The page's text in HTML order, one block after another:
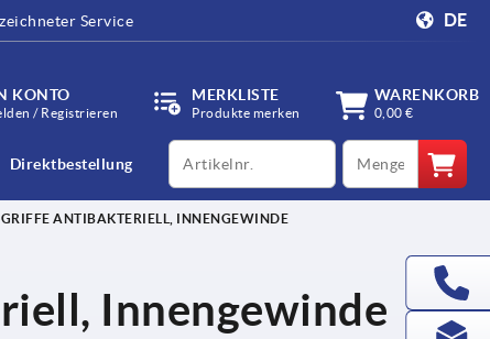
Service DE
KONTO
/ Registrieren
MERKLISTE
Produkte merken
WARENKORB
0,00 €
Direktbestellung
productCode qty
ANTIBAKTERIELL, INNENGEWINDE
Innengewinde